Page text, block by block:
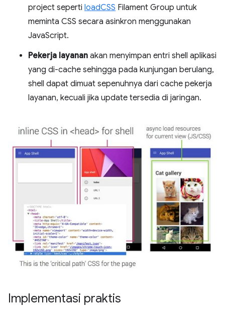
project seperti loadCSS Filament Group untuk
meminta CSS secara asinkron menggunakan
JavaScript.
Pekerja layanan akan menyimpan entri shell aplikasi
yang di-cache sehingga pada kunjungan berulang,
shell dapat dimuat sepenuhnya dari cache pekerja
layanan, kecuali jika update tersedia di jaringan.
Implementasi praktis